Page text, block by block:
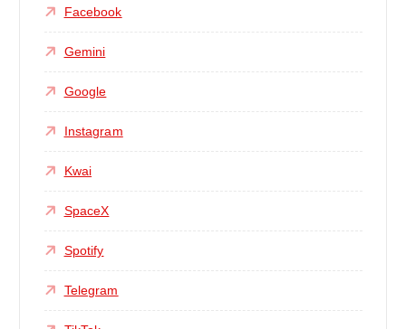
Facebook
Gemini
Google
Instagram
Kwai
SpaceX
Spotify
Telegram